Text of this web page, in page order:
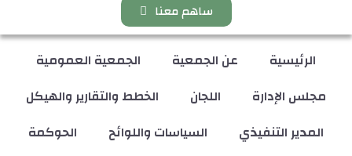
ساهم معنا
الرئيسية عن الجمعية
الجمعية العمومية
مجلس الإدارة
اللجان
الخطط والتقارير والهيكل
المدير التنفيذي
السياسات واللوائح
الحوكمة